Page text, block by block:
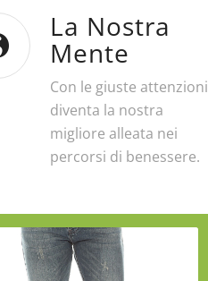
La Nostra
Mente
Con le giuste attenzioni
diventa la nostra
migliore alleata nei
percorsi di benessere.